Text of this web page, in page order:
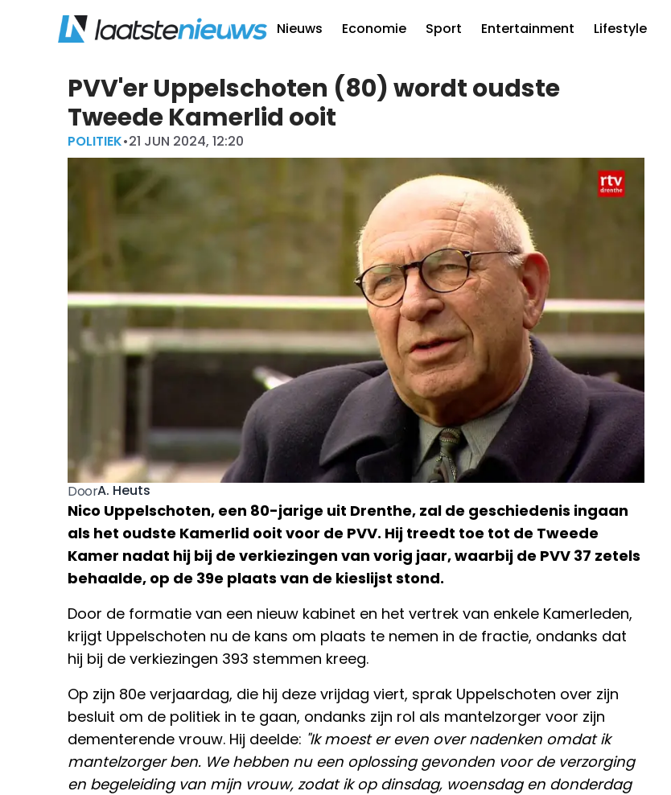
Nieuws Economie Sport Entertainment Lifestyle
PVV'er Uppelschoten (80) wordt oudste
Tweede Kamerlid ooit
POLITIEK•21 JUN 2024, 12:20
DoorA. Heuts
Nico Uppelschoten, een 80-jarige uit Drenthe, zal de geschiedenis ingaan
als het oudste Kamerlid ooit voor de PVV. Hij treedt toe tot de Tweede
Kamer nadat hij bij de verkiezingen van vorig jaar, waarbij de PVV 37 zetels
behaalde, op de 39e plaats van de kieslijst stond.
Door de formatie van een nieuw kabinet en het vertrek van enkele Kamerleden,
krijgt Uppelschoten nu de kans om plaats te nemen in de fractie, ondanks dat
hij bij de verkiezingen 393 stemmen kreeg.
Op zijn 80e verjaardag, die hij deze vrijdag viert, sprak Uppelschoten over zijn
besluit om de politiek in te gaan, ondanks zijn rol als mantelzorger voor zijn
dementerende vrouw. Hij deelde: "Ik moest er even over nadenken omdat ik
mantelzorger ben. We hebben nu een oplossing gevonden voor de verzorging
en begeleiding van mijn vrouw, zodat ik op dinsdag, woensdag en donderdag